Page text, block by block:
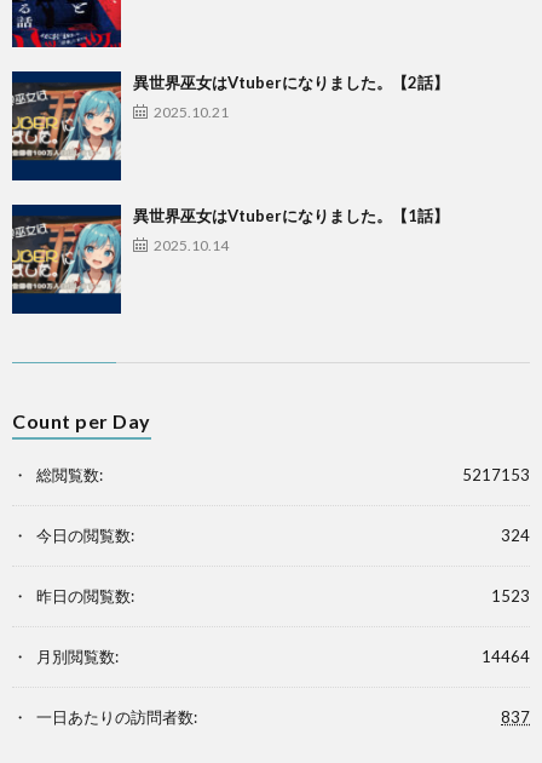
異世界巫女はVtuberになりました。【2話】
2025.10.21
異世界巫女はVtuberになりました。【1話】
2025.10.14
Count per Day
5217153
総閲覧数:
324
今日の閲覧数:
1523
昨日の閲覧数:
14464
月別閲覧数:
837
一日あたりの訪問者数: